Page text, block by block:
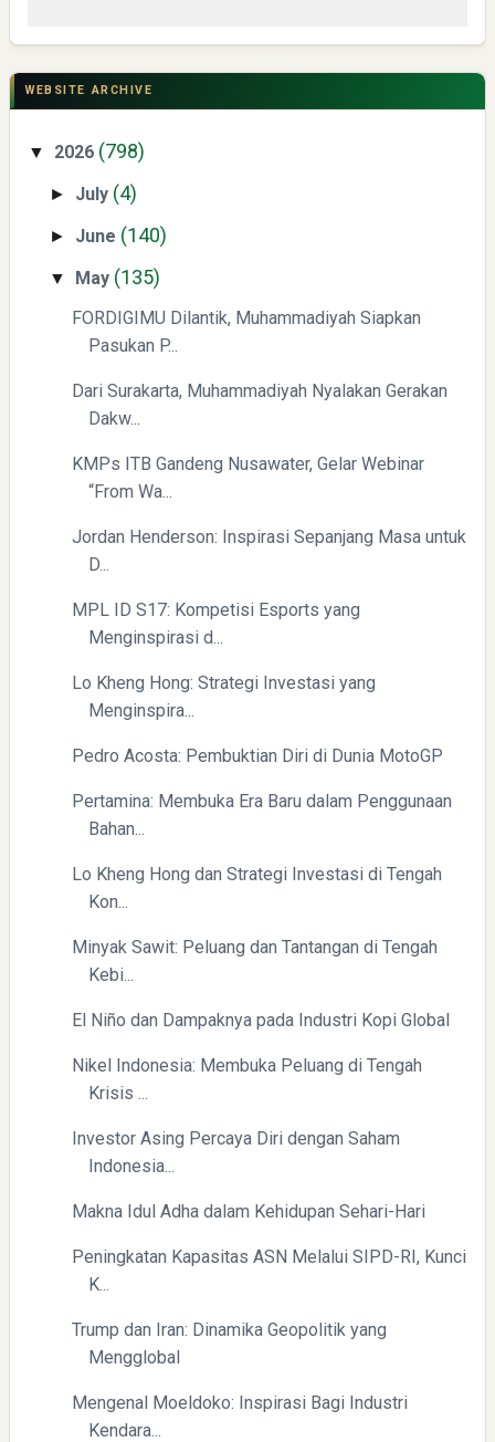
Hasil Panen
Swiss German University Raih Peringkat #1 Global untuk
Mengenal Dampak Kenaikan Suku Bunga terhadap Bitcoin
Yaqut Cholil Qoumas: Kisah Inspiratif di Balik Kasus Hukum
Menyongsong Masa Depan Buruh Indonesia dengan
Ketaatan
WEBSITE ARCHIVE
▼ 2026 (798)
► July (4)
► June (140)
▼ May (135)
FORDIGIMU Dilantik, Muhammadiyah Siapkan
Pasukan P...
Dari Surakarta, Muhammadiyah Nyalakan Gerakan
Dakw...
KMPs ITB Gandeng Nusawater, Gelar Webinar
“From Wa...
Jordan Henderson: Inspirasi Sepanjang Masa untuk
D...
MPL ID S17: Kompetisi Esports yang
Menginspirasi d...
Lo Kheng Hong: Strategi Investasi yang
Menginspira...
Pedro Acosta: Pembuktian Diri di Dunia MotoGP
Pertamina: Membuka Era Baru dalam Penggunaan
Bahan...
Lo Kheng Hong dan Strategi Investasi di Tengah
Kon...
Minyak Sawit: Peluang dan Tantangan di Tengah
Kebi...
El Niño dan Dampaknya pada Industri Kopi Global
Nikel Indonesia: Membuka Peluang di Tengah
Krisis ...
Investor Asing Percaya Diri dengan Saham
Indonesia...
Makna Idul Adha dalam Kehidupan Sehari-Hari
Peningkatan Kapasitas ASN Melalui SIPD-RI, Kunci
K...
Trump dan Iran: Dinamika Geopolitik yang
Mengglobal
Mengenal Moeldoko: Inspirasi Bagi Industri
Kendara...